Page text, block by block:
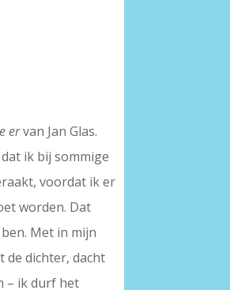
ervan Jan Glas.
ik bij sommige
voordat ik er
worden. Dat
Met in mijn
de dichter, dacht
– ik durf het